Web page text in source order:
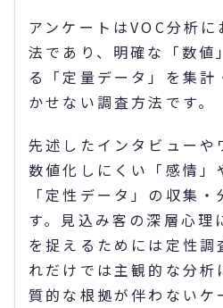
アンケートはVOC分析
法であり、明確な「数値
る「定量データ」を集計
かせない調査方法です。
先述したインタビューや
数値化しにくい「感情」
「定性データ」の収集
す。見込み客の深層心理
を捉えるためには定性調
れだけでは主観的な分析
質的な根拠が伴わないケ